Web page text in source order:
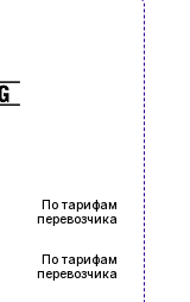
По тарифам
перевозчика
По тарифам
перевозчика